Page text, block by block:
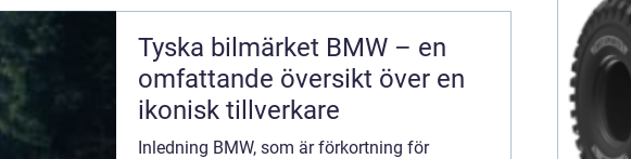
Tyska bilmärket BMW – en
omfattande översikt över en
ikonisk tillverkare
Inledning BMW, som är förkortning för
hand.
en
och
rätt